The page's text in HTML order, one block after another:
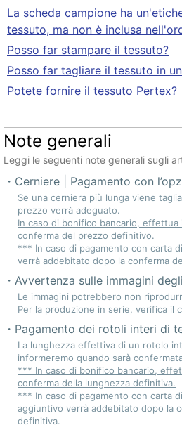
La scheda campione ha
tessuto, ma non è inclusa
Posso far stampare il tessuto?
Posso far tagliare il tessuto in
Potete fornire il tessuto Pertex?
Note generali
Leggi le seguenti note generali sugli
Cerniere | Pagamento con
Se una cerniera più lunga viene
prezzo verrà adeguato.
In caso di bonifico bancario, effettua
conferma del prezzo definitivo.
*** In caso di pagamento con carta
verrà addebitato dopo la conferma
Avvertenza sulle immagini
Le immagini potrebbero non
Per la produzione in serie, verifica il
Pagamento dei rotoli interi di
La lunghezza effettiva di un rotolo
informeremo quando sarà
*** In caso di bonifico bancario,
conferma della lunghezza definitiva.
*** In caso di pagamento con carta
aggiuntivo verrà addebitato dopo la
definitiva.